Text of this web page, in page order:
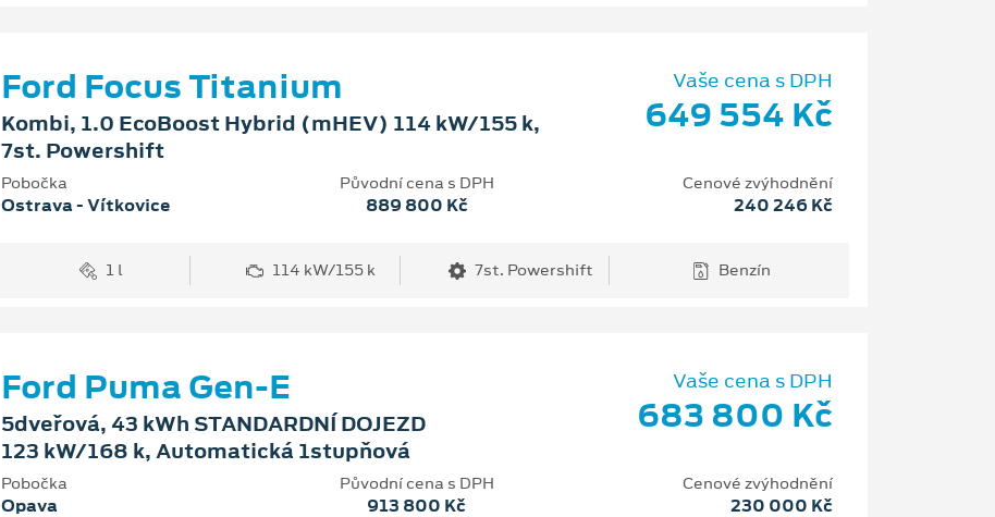
Ford Focus Titanium
Kombi, 1.0 EcoBoost Hybrid (mHEV) 114 kW/155 k,
7st. Powershift
Vaše cena s DPH
649 554 Kč
Pobočka
Ostrava - Vítkovice
Původní cena s DPH
889 800 Kč
Cenové zvýhodnění
240 246 Kč
1 l 114 kW/155 k 7st. Powershift Benzín
Ford Puma Gen-E
5dveřová, 43 kWh STANDARDNÍ DOJEZD
123 kW/168 k, Automatická 1stupňová
Vaše cena s DPH
683 800 Kč
Pobočka
Opava
Původní cena s DPH
913 800 Kč
Cenové zvýhodnění
230 000 Kč